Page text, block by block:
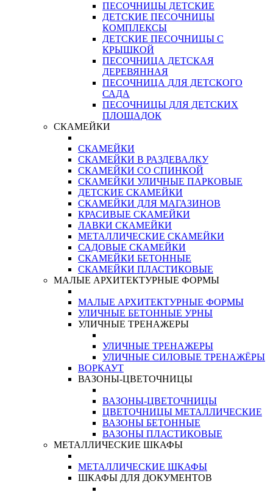
ПЕСОЧНИЦЫ ДЕТСКИЕ
ДЕТСКИЕ ПЕСОЧНИЦЫ
КОМПЛЕКСЫ
ДЕТСКИЕ ПЕСОЧНИЦЫ С
КРЫШКОЙ
ПЕСОЧНИЦА ДЕТСКАЯ
ДЕРЕВЯННАЯ
ПЕСОЧНИЦА ДЛЯ ДЕТСКОГО
САДА
ПЕСОЧНИЦЫ ДЛЯ ДЕТСКИХ
ПЛОЩАДОК
СКАМЕЙКИ
СКАМЕЙКИ
СКАМЕЙКИ В РАЗДЕВАЛКУ
СКАМЕЙКИ СО СПИНКОЙ
СКАМЕЙКИ УЛИЧНЫЕ ПАРКОВЫЕ
ДЕТСКИЕ СКАМЕЙКИ
СКАМЕЙКИ ДЛЯ МАГАЗИНОВ
КРАСИВЫЕ СКАМЕЙКИ
ЛАВКИ СКАМЕЙКИ
МЕТАЛЛИЧЕСКИЕ СКАМЕЙКИ
САДОВЫЕ СКАМЕЙКИ
СКАМЕЙКИ БЕТОННЫЕ
СКАМЕЙКИ ПЛАСТИКОВЫЕ
МАЛЫЕ АРХИТЕКТУРНЫЕ ФОРМЫ
МАЛЫЕ АРХИТЕКТУРНЫЕ ФОРМЫ
УЛИЧНЫЕ БЕТОННЫЕ УРНЫ
УЛИЧНЫЕ ТРЕНАЖЕРЫ
УЛИЧНЫЕ ТРЕНАЖЕРЫ
УЛИЧНЫЕ СИЛОВЫЕ ТРЕНАЖЁРЫ
ВОРКАУТ
ВАЗОНЫ-ЦВЕТОЧНИЦЫ
ВАЗОНЫ-ЦВЕТОЧНИЦЫ
ЦВЕТОЧНИЦЫ МЕТАЛЛИЧЕСКИЕ
ВАЗОНЫ БЕТОННЫЕ
ВАЗОНЫ ПЛАСТИКОВЫЕ
МЕТАЛЛИЧЕСКИЕ ШКАФЫ
МЕТАЛЛИЧЕСКИЕ ШКАФЫ
ШКАФЫ ДЛЯ ДОКУМЕНТОВ